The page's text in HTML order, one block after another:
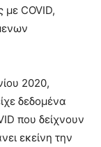
με COVID,
2020,
δεδομένα
που δείχνουν
εκείνη την